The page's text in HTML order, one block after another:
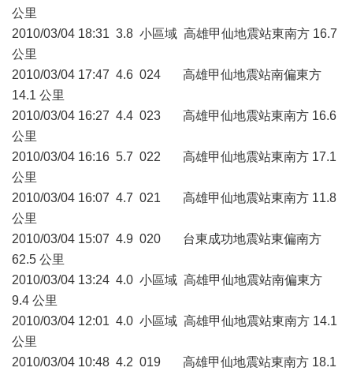
公里
2010/03/04 18:31 3.8 小區域 高雄甲仙地震站東南方 16.7
公里
2010/03/04 17:47 4.6 024 高雄甲仙地震站南偏東方
14.1 公里
2010/03/04 16:27 4.4 023 高雄甲仙地震站東南方 16.6
公里
2010/03/04 16:16 5.7 022 高雄甲仙地震站東南方 17.1
公里
2010/03/04 16:07 4.7 021 高雄甲仙地震站東南方 11.8
公里
2010/03/04 15:07 4.9 020 台東成功地震站東偏南方
62.5 公里
2010/03/04 13:24 4.0 小區域 高雄甲仙地震站南偏東方
9.4 公里
2010/03/04 12:01 4.0 小區域 高雄甲仙地震站東南方 14.1
公里
2010/03/04 10:48 4.2 019 高雄甲仙地震站東南方 18.1